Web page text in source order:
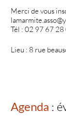
Merci de vous
Tél : 02 97 67
Lieu : 8 rue
Agenda :